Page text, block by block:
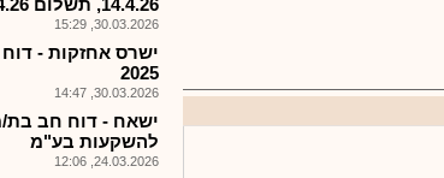
14.4.26, תשלום 23.4.26
30.03.2026, 15:29
ישרס אחזקות -
2025
30.03.2026, 14:47
ישאח - דוח חב
להשקעות בע"מ
24.03.2026, 12:06